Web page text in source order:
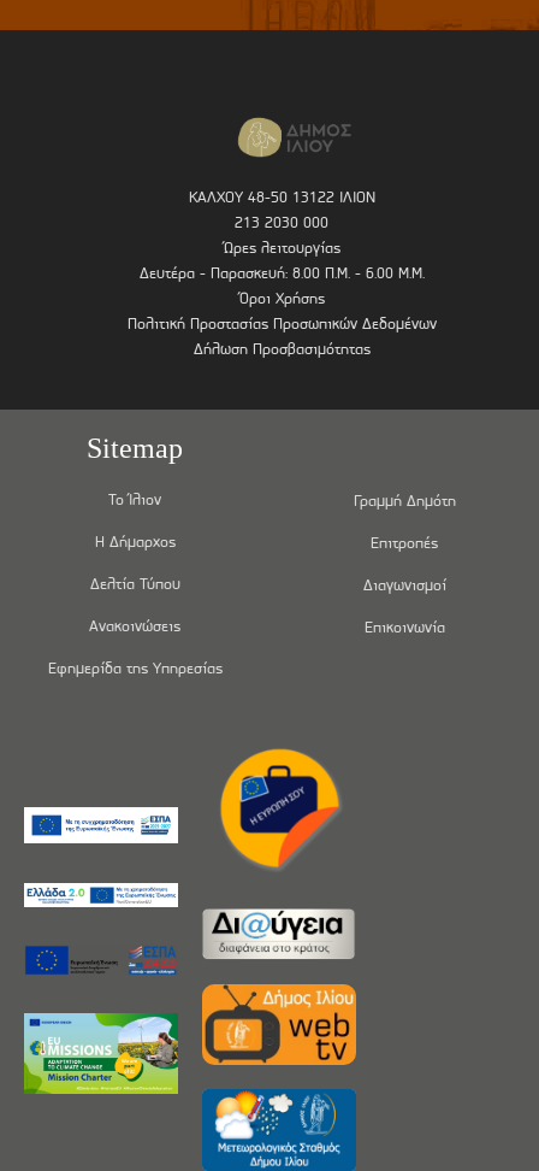
ΚΑΛΧΟΥ 48-50 13122 ΙΛΙΟΝ
213 2030 000
Ώρες λειτουργίας
Δευτέρα - Παρασκευή: 8.00 Π.Μ. - 6.00 Μ.Μ.
Όροι Χρήσης
Πολιτική Προστασίας Προσωπικών Δεδομένων
Δήλωση Προσβασιμότητας
Sitemap
Το Ίλιον
Η Δήμαρχος
Δελτία Τύπου
Ανακοινώσεις
Εφημερίδα της Υπηρεσίας
Γραμμή Δημότη
Επιτροπές
Διαγωνισμοί
Επικοινωνία